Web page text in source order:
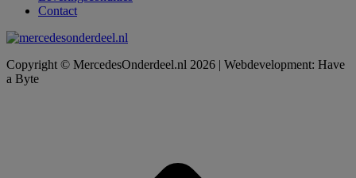
Contact
Copyright © MercedesOnderdeel.nl 2026 | Webdevelopment: Have
a Byte